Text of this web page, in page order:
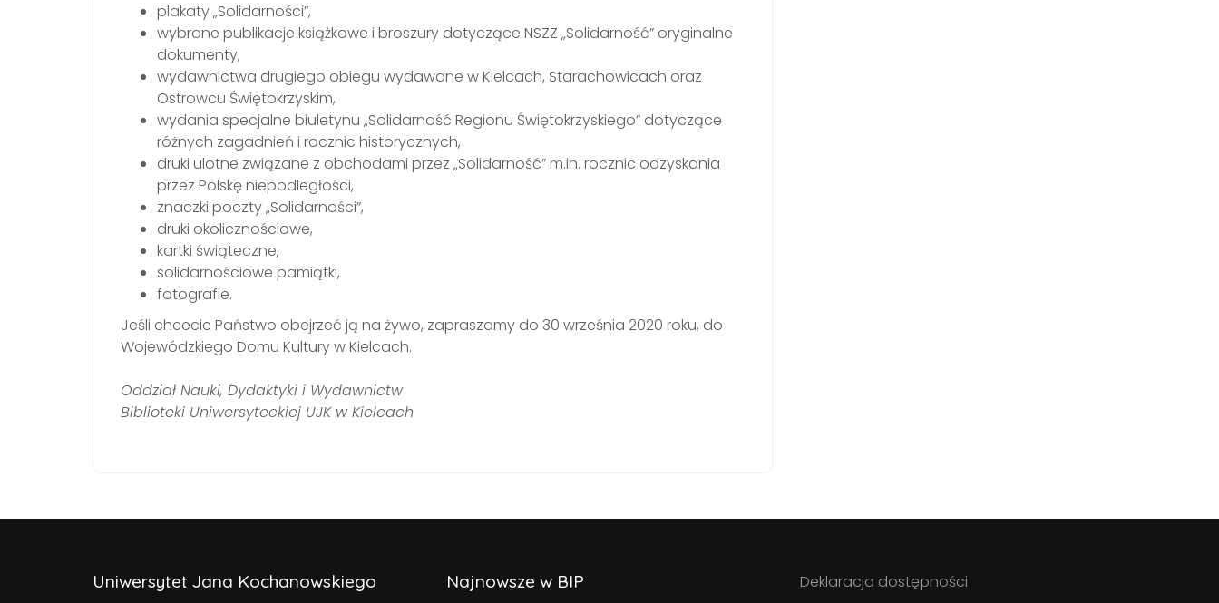
plakaty „Solidarności”,
wybrane publikacje książkowe i broszury dotyczące NSZZ „Solidarność” oryginalne
dokumenty,
wydawnictwa drugiego obiegu wydawane w Kielcach, Starachowicach oraz
Ostrowcu Świętokrzyskim,
wydania specjalne biuletynu „Solidarność Regionu Świętokrzyskiego” dotyczące
różnych zagadnień i rocznic historycznych,
druki ulotne związane z obchodami przez „Solidarność” m.in. rocznic odzyskania
przez Polskę niepodległości,
znaczki poczty „Solidarności”,
druki okolicznościowe,
kartki świąteczne,
solidarnościowe pamiątki,
fotografie.
Jeśli chcecie Państwo obejrzeć ją na żywo, zapraszamy do 30 września 2020 roku, do
Wojewódzkiego Domu Kultury w Kielcach.
Oddział Nauki, Dydaktyki i Wydawnictw
Biblioteki Uniwersyteckiej UJK w Kielcach
Uniwersytet Jana Kochanowskiego Najnowsze w BIP
Deklaracja dostępności